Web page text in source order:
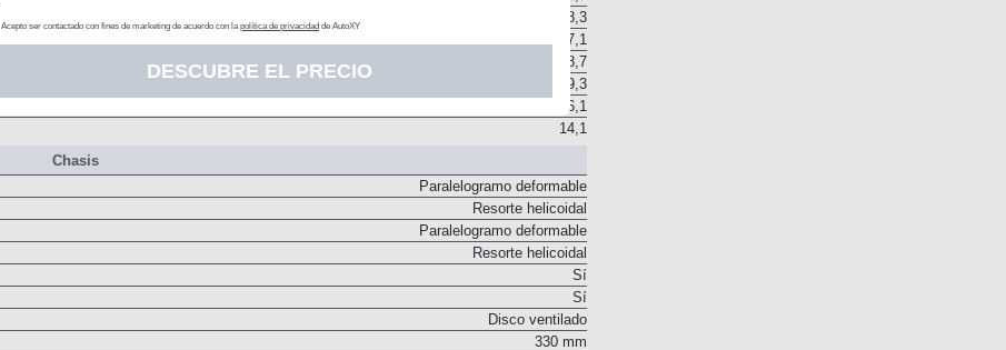
Acepto ser contactado con fines de marketing de acuerdo con la política de privacidad de AutoXY
DESCUBRE EL PRECIO
22,7
28,3
37,1
48,7
59,3
76,1
Chasis
Paralelogramo deformable
Resorte helicoidal
Paralelogramo deformable
Resorte helicoidal
Sí
Sí
Disco ventilado